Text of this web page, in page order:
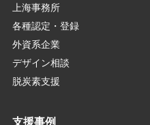
上海事務所
各種認定・登録
外資系企業
デザイン相談
脱炭素支援
支援事例